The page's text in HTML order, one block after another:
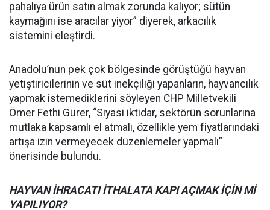
pahalıya ürün satın almak zorunda kalıyor; sütün
kaymağını ise aracılar yiyor” diyerek, arkacılık
sistemini eleştirdi.
Anadolu’nun pek çok bölgesinde görüştüğü hayvan
yetiştiricilerinin ve süt inekçiliği yapanların, hayvancılık
yapmak istemediklerini söyleyen CHP Milletvekili
Ömer Fethi Gürer, “Siyasi iktidar, sektörün sorunlarına
mutlaka kapsamlı el atmalı, özellikle yem fiyatlarındaki
artışa izin vermeyecek düzenlemeler yapmalı”
önerisinde bulundu.
HAYVAN İHRACATI İTHALATA KAPI AÇMAK İÇİN Mİ
YAPILIYOR?